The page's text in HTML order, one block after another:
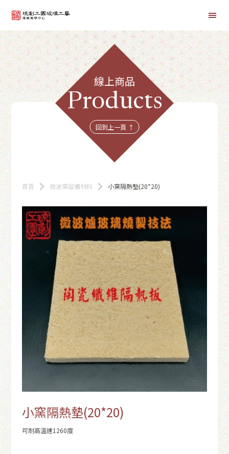
首頁
線上課程
線上商品
Products
回到上一頁 ↑
首頁 微波窯設備材料 小窯隔熱墊(20*20)
小窯隔熱墊(20*20)
可耐高溫達1260度